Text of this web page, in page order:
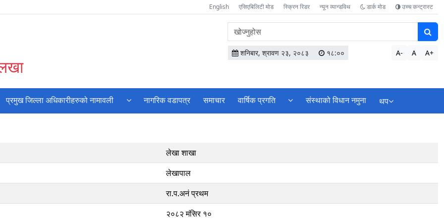
English एसिएबिलिटी मोड स्क्रिन रिडर न्यून व्यान्डविथ डार्क मोड उच्च कन्ट्रास्ट
वेबसाइटमा
सामग्री
खोज्नुहोस
शनिबार, श्रावण २३, २०८३ १८:०० A- A A+
प्रमुख जिल्ला अधिकारीहरुको नामावली नागरिक वडापत्र समाचार वार्षिक प्रगति संस्थाको विधान नमुना थप
लेखा शाखा
लेखापाल
रा.प.अनं प्रथम
२०८२ मंसिर १०